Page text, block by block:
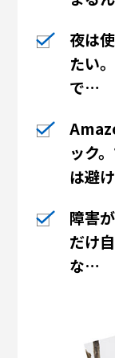
夜は
たい。
で…
ック。
は避
障害
だけ
な…